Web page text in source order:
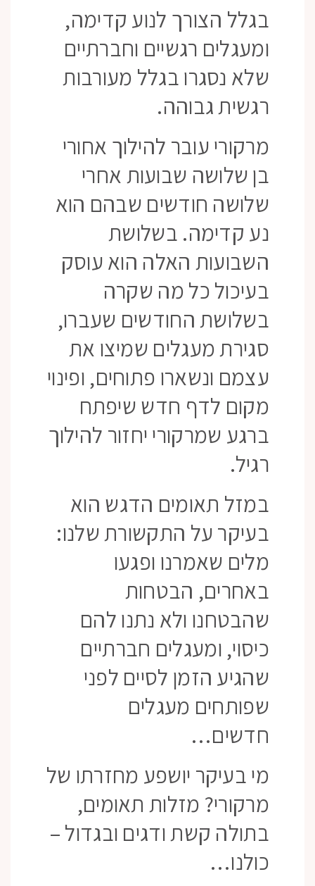
בגלל הצורך לנוע קדימה,
ומעגלים רגשיים וחברתיים
שלא נסגרו בגלל מעורבות
רגשית גבוהה.
מרקורי עובר להילוך אחורי
בן שלושה שבועות אחרי
שלושה חודשים שבהם הוא
נע קדימה. בשלושת
השבועות האלה הוא עוסק
בעיכול כל מה שקרה
בשלושת החודשים שעברו,
סגירת מעגלים שמיצו את
עצמם ונשארו פתוחים, ופינוי
מקום לדף חדש שיפתח
ברגע שמרקורי יחזור להילוך
רגיל.
במזל תאומים הדגש הוא
בעיקר על התקשורת שלנו:
מלים שאמרנו ופגעו
באחרים, הבטחות
שהבטחנו ולא נתנו להם
כיסוי, ומעגלים חברתיים
שהגיע הזמן לסיים לפני
שפותחים מעגלים
חדשים…
מי בעיקר יושפע מחזרתו של
מרקורי? מזלות תאומים,
בתולה קשת ודגים ובגדול –
כולנו…